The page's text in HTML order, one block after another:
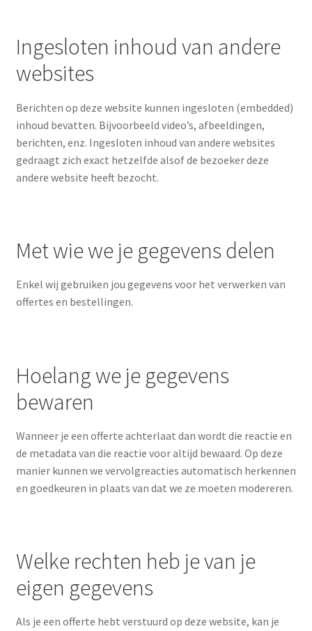
Ingesloten inhoud van andere
websites
Berichten op deze website kunnen ingesloten (embedded)
inhoud bevatten. Bijvoorbeeld video’s, afbeeldingen,
berichten, enz. Ingesloten inhoud van andere websites
gedraagt zich exact hetzelfde alsof de bezoeker deze
andere website heeft bezocht.
Met wie we je gegevens delen
Enkel wij gebruiken jou gegevens voor het verwerken van
offertes en bestellingen.
Hoelang we je gegevens
bewaren
Wanneer je een offerte achterlaat dan wordt die reactie en
de metadata van die reactie voor altijd bewaard. Op deze
manier kunnen we vervolgreacties automatisch herkennen
en goedkeuren in plaats van dat we ze moeten modereren.
Welke rechten heb je van je
eigen gegevens
Als je een offerte hebt verstuurd op deze website, kan je